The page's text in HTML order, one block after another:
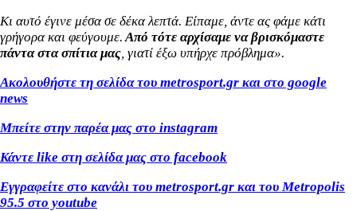
Κι αυτό έγινε μέσα σε δέκα λεπτά. Είπαμε, άντε ας φάμε κάτι
γρήγορα και φεύγουμε.Από τότε αρχίσαμε να βρισκόμαστε
πάντα στα σπίτια μας, γιατί έξω υπήρχε πρόβλημα».
Ακολουθήστε τη σελίδα του metrosport.gr και στο google
news
Μπείτε στην παρέα μας στο instagram
Κάντε like στη σελίδα μας στο facebook
Εγγραφείτε στο κανάλι του metrosport.gr και του Metropolis
95.5 στο youtube